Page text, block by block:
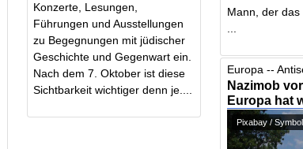
Konzerte, Lesungen,
Führungen und Ausstellungen
zu Begegnungen mit jüdischer
Geschichte und Gegenwart ein.
Nach dem 7. Oktober ist diese
Sichtbarkeit wichtiger denn je....
Mann, der
Europa --
Nazimob
Europa hat
Pixabay /